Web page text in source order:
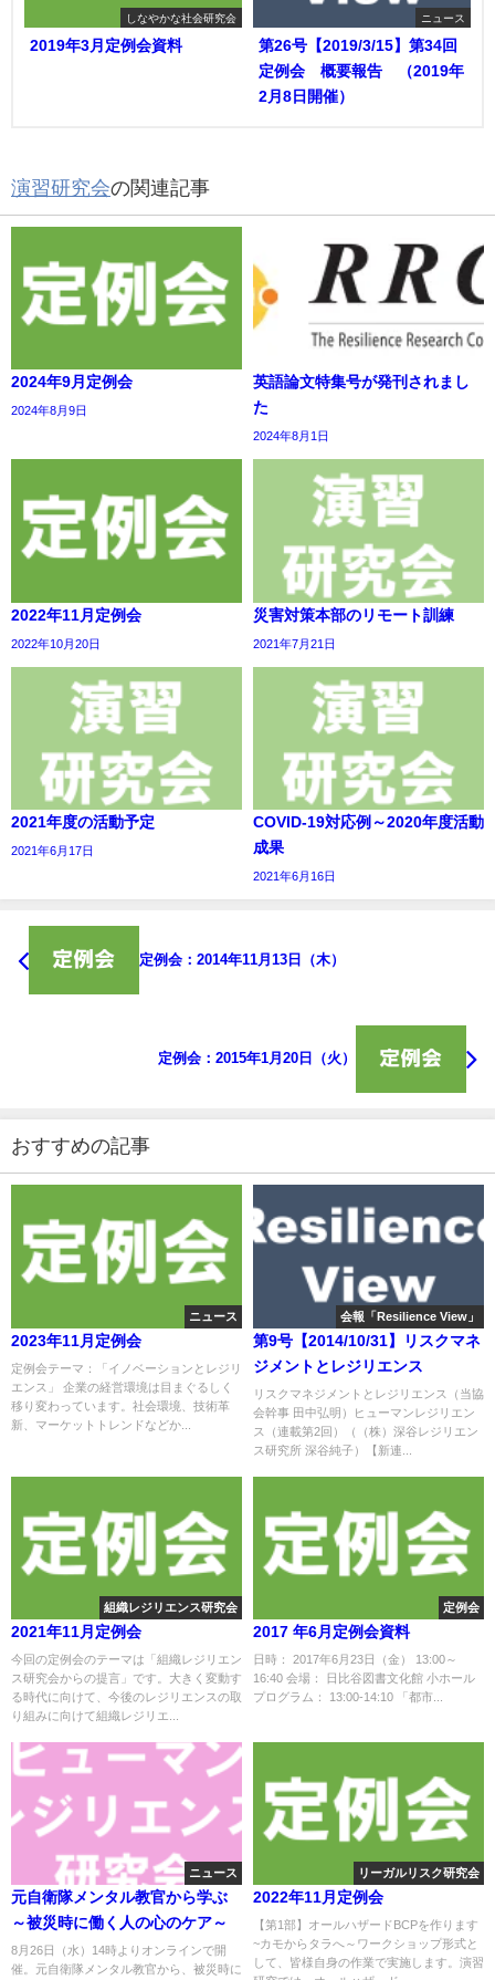
しなやかな社会研究会
2019年3月定例会資料
ニュース
第26号【2019/3/15】第34回
定例会 概要報告 （2019年
2月8日開催）
演習研究会の関連記事
2024年9月定例会
2024年8月9日
英語論文特集号が発刊されまし
た
2024年8月1日
2022年11月定例会
2022年10月20日
災害対策本部のリモート訓練
2021年7月21日
2021年度の活動予定
2021年6月17日
COVID-19対応例～2020年度活動
成果
2021年6月16日
定例会：2014年11月13日（木）
定例会：2015年1月20日（火）
おすすめの記事
ニュース
2023年11月定例会
定例会テーマ：「イノベーションとレジリ
エンス」 企業の経営環境は目まぐるしく
移り変わっています。社会環境、技術革
新、マーケットトレンドなどか...
会報「Resilience View」
第9号【2014/10/31】リスクマネ
ジメントとレジリエンス
リスクマネジメントとレジリエンス（当協
会幹事 田中弘明）ヒューマンレジリエン
ス（連載第2回）（（株）深谷レジリエン
ス研究所 深谷純子）【新連...
組織レジリエンス研究会
2021年11月定例会
今回の定例会のテーマは「組織レジリエン
ス研究会からの提言」です。大きく変動す
る時代に向けて、今後のレジリエンスの取
り組みに向けて組織レジリエ...
定例会
2017 年6月定例会資料
日時： 2017年6月23日（金） 13:00～
16:40 会場： 日比谷図書文化館 小ホール
プログラム： 13:00-14:10 「都市...
ニュース
元自衛隊メンタル教官から学ぶ
～被災時に働く人の心のケア～
8月26日（水）14時よりオンラインで開
催。元自衛隊メンタル教官から、被災時に
リーガルリスク研究会
2022年11月定例会
【第1部】オールハザードBCPを作ります
~カモからタラへ～ワークショップ形式と
して、皆様自身の作業で実施します。演習